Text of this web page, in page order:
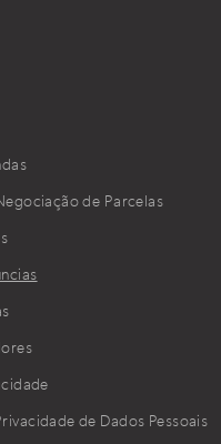
de Parcelas
de Dados Pessoais